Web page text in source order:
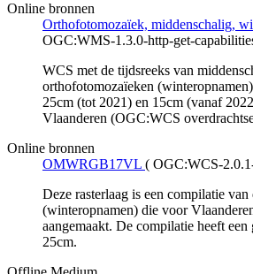
Online bronnen
Orthofotomozaïek, middenschalig,
OGC:WMS-1.3.0-http-get-
WCS met de tijdsreeks van
orthofotomozaïeken
25cm (tot 2021) en 15cm (vanaf
Vlaanderen (OGC:WCS
Online bronnen
OMWRGB17VL ( OGC:WCS-
Deze rasterlaag is een compilatie
(winteropnamen) die voor
aangemaakt. De compilatie heeft
25cm.